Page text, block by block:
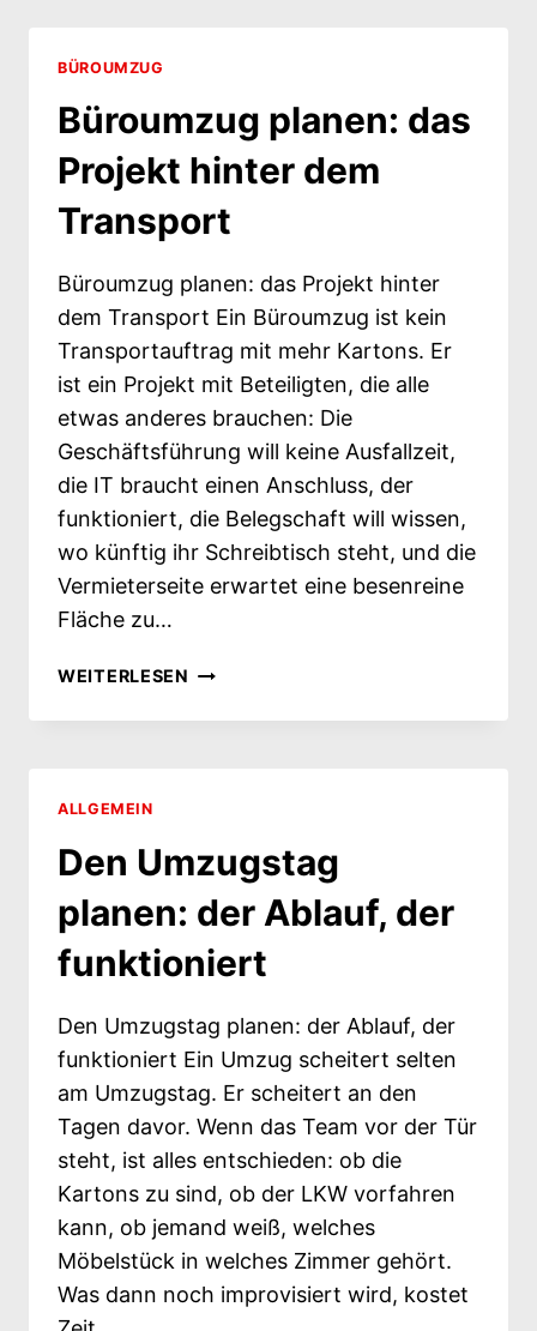
BÜROUMZUG
Büroumzug planen: das
Projekt hinter dem
Transport
Büroumzug planen: das Projekt hinter
dem Transport Ein Büroumzug ist kein
Transportauftrag mit mehr Kartons. Er
ist ein Projekt mit Beteiligten, die alle
etwas anderes brauchen: Die
Geschäftsführung will keine Ausfallzeit,
die IT braucht einen Anschluss, der
funktioniert, die Belegschaft will wissen,
wo künftig ihr Schreibtisch steht, und die
Vermieterseite erwartet eine besenreine
Fläche zu…
WEITERLESEN BÜROUMZUG
PROJEKT
ALLGEMEIN
Den Umzugstag
planen: der Ablauf, der
funktioniert
Den Umzugstag planen: der Ablauf, der
funktioniert Ein Umzug scheitert selten
am Umzugstag. Er scheitert an den
Tagen davor. Wenn das Team vor der Tür
steht, ist alles entschieden: ob die
Kartons zu sind, ob der LKW vorfahren
kann, ob jemand weiß, welches
Möbelstück in welches Zimmer gehört.
Was dann noch improvisiert wird, kostet